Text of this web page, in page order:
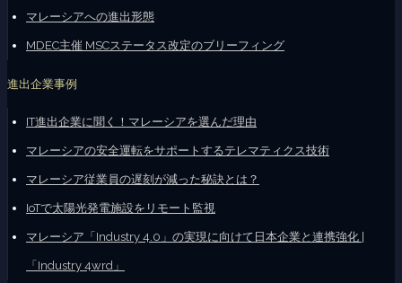
マレーシアへの進出形態
MDEC主催 MSCステータス改定のブリーフィング
進出企業事例
IT進出企業に聞く！マレーシアを選んだ理由
マレーシアの安全運転をサポートするテレマティクス技術
マレーシア従業員の遅刻が減った秘訣とは？
IoTで太陽光発電施設をリモート監視
マレーシア「Industry 4.0」の実現に向けて日本企業と連携強化 |
「Industry 4wrd」